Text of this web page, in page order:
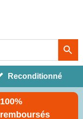
Reconditionné
100%
remboursés